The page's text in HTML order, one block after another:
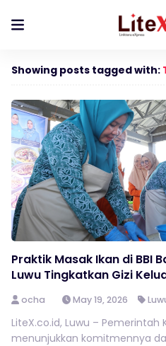
Showing posts tagged with:
Praktik Masak Ikan di BBI
Luwu Tingkatkan Gizi
ocha May 19, 2026
LiteX.co.id, Luwu – Pemerintah
menunjukkan komitmennya